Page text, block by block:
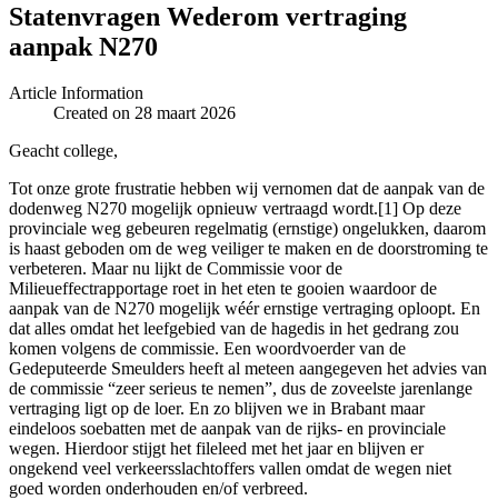
Statenvragen Wederom vertraging
aanpak N270
Article Information
Created on 28 maart 2026
Geacht college,
Tot onze grote frustratie hebben wij vernomen dat de aanpak van de
dodenweg N270 mogelijk opnieuw vertraagd wordt.[1] Op deze
provinciale weg gebeuren regelmatig (ernstige) ongelukken, daarom
is haast geboden om de weg veiliger te maken en de doorstroming te
verbeteren. Maar nu lijkt de Commissie voor de
Milieueffectrapportage roet in het eten te gooien waardoor de
aanpak van de N270 mogelijk wéér ernstige vertraging oploopt. En
dat alles omdat het leefgebied van de hagedis in het gedrang zou
komen volgens de commissie. Een woordvoerder van de
Gedeputeerde Smeulders heeft al meteen aangegeven het advies van
de commissie “zeer serieus te nemen”, dus de zoveelste jarenlange
vertraging ligt op de loer. En zo blijven we in Brabant maar
eindeloos soebatten met de aanpak van de rijks- en provinciale
wegen. Hierdoor stijgt het fileleed met het jaar en blijven er
ongekend veel verkeersslachtoffers vallen omdat de wegen niet
goed worden onderhouden en/of verbreed.